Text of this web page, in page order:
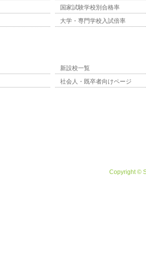
国家試験学校別合格率
大学・専門学校入試倍率
新設校一覧
社会人・既卒者向けページ
Copyright ©